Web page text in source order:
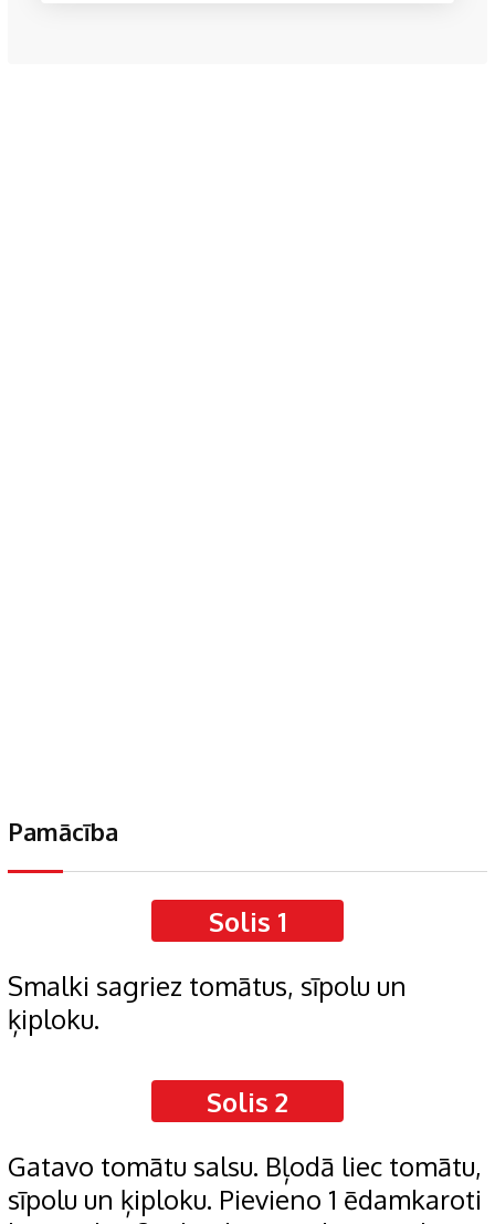
Pamācība
Solis 1
Smalki sagriez tomātus, sīpolu un
ķiploku.
Solis 2
Gatavo tomātu salsu. Bļodā liec tomātu,
sīpolu un ķiploku. Pievieno 1 ēdamkaroti